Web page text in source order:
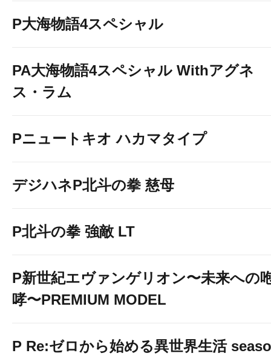
P大海物語4スペシャル
PA大海物語4スペシャル Withアグネ
ス・ラム
Pニュートキオ ハカマタイプ
デジハネP北斗の拳 慈母
P北斗の拳 強敵 LT
P新世紀エヴァンゲリオン〜未来への
哮〜PREMIUM MODEL
P Re:ゼロから始める異世界生活